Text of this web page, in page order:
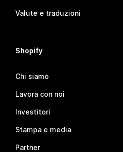
Valute e traduzioni
Shopify
Chi siamo
Lavora con noi
Investitori
Stampa e media
Partner